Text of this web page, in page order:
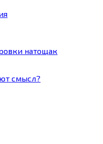
натощак
смысл?